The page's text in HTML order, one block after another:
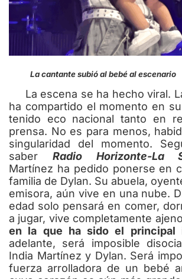
La cantante subió al bebé al
La escena se ha hecho viral.
ha compartido el momento en
tenido eco nacional tanto en
prensa. No es para menos,
singularidad del momento.
saber Radio Horizonte-La
Martínez ha pedido ponerse en
familia de Dylan. Su abuela,
emisora, aún vive en una nube.
edad solo pensará en comer,
a jugar, vive completamente
en la que ha sido el principal
adelante, será imposible
India Martínez y Dylan. Será
fuerza arrolladora de un bebé